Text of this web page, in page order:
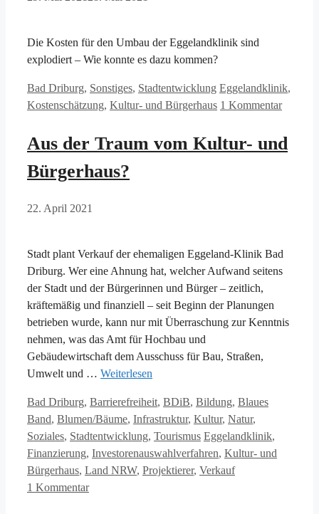
Die Kosten für den Umbau der Eggelandklinik sind
explodiert – Wie konnte es dazu kommen?
Kategorien
Bad Driburg, Sonstiges, Stadtentwicklung Schlagwörter
Eggelandklinik,
Kostenschätzung, Kultur- und Bürgerhaus 1 Kommentar
Aus der Traum vom Kultur- und
Bürgerhaus?
22. April 2021
Stadt plant Verkauf der ehemaligen Eggeland-Klinik Bad
Driburg. Wer eine Ahnung hat, welcher Aufwand seitens
der Stadt und der Bürgerinnen und Bürger – zeitlich,
kräftemäßig und finanziell – seit Beginn der Planungen
betrieben wurde, kann nur mit Überraschung zur Kenntnis
nehmen, was das Amt für Hochbau und
Gebäudewirtschaft dem Ausschuss für Bau, Straßen,
Umwelt und … Weiterlesen
Kategorien
Bad Driburg, Barrierefreiheit, BDiB, Bildung, Blaues
Band, Blumen/Bäume, Infrastruktur, Kultur, Natur,
Soziales, Stadtentwicklung, Tourismus Schlagwörter
Eggelandklinik,
Finanzierung, Investorenauswahlverfahren, Kultur- und
Bürgerhaus, Land NRW, Projektierer, Verkauf
1 Kommentar